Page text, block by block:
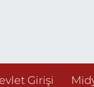
Girişi